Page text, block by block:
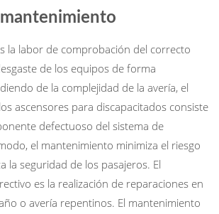
la labor de comprobación del correcto
de los equipos de forma
de la complejidad de la avería, el
ascensores para discapacitados consiste
defectuoso del sistema de
el mantenimiento minimiza el riesgo
la seguridad de los pasajeros. El
es la realización de reparaciones en
o avería repentinos. El mantenimiento